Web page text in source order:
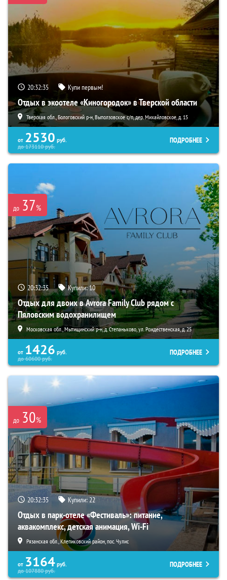
20:32:34 Купи первым!
Отдых в экоотеле «Киногородок» в Тверской области
Тверская обл., Бологовский р-н, Выползовское с/п, дер. Михайловское, д. 15
от 2530 руб.
до173110руб.
ПОДРОБНЕЕ
до 37%
20:32:34 Купили:10
Отдых для двоих в Avrora Family Club рядом с
Пяловским водохранилищем
Московская обл., Мытищинский р-н, д. Степаньково, ул. Рождественская, д. 25
от 1426 руб.
до60600руб.
ПОДРОБНЕЕ
до 30%
20:32:34 Купили:22
Отдых в парк-отеле «Фестиваль»: питание,
аквакомплекс, детская анимация, Wi-Fi
Рязанская обл., Клепиковский район, пос. Чулис
от 3164 руб.
до107880руб.
ПОДРОБНЕЕ